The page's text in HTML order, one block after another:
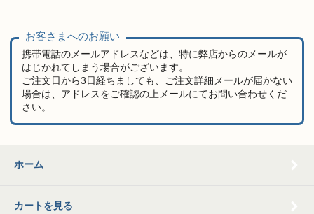
お客さまへのお願い
携帯電話のメールアドレスなどは、特に弊店からのメールが
はじかれてしまう場合がございます。
ご注文日から3日経ちましても、ご注文詳細メールが届かない
場合は、アドレスをご確認の上メールにてお問い合わせくだ
さい。
ホーム
カートを見る